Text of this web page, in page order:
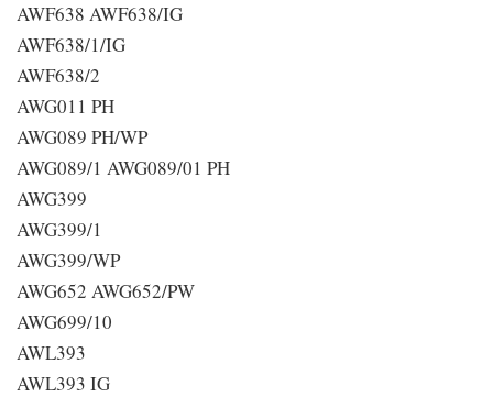
AWF638 AWF638/IG
AWF638/1/IG
AWF638/2
AWG011 PH
AWG089 PH/WP
AWG089/1 AWG089/01 PH
AWG399
AWG399/1
AWG399/WP
AWG652 AWG652/PW
AWG699/10
AWL393
AWL393 IG